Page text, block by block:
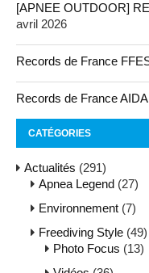
[APNEE OUTDOOR]
avril 2026
Records de France
Records de France
CATÉGORIES
Actualités (291)
Apnea Legend (27)
Environnement (7)
Freediving Style (49)
Photo Focus (13)